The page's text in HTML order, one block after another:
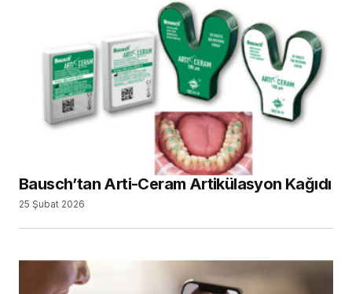
Bausch’tan Arti-Ceram Artikülasyon Kağıdı
25 Şubat 2026